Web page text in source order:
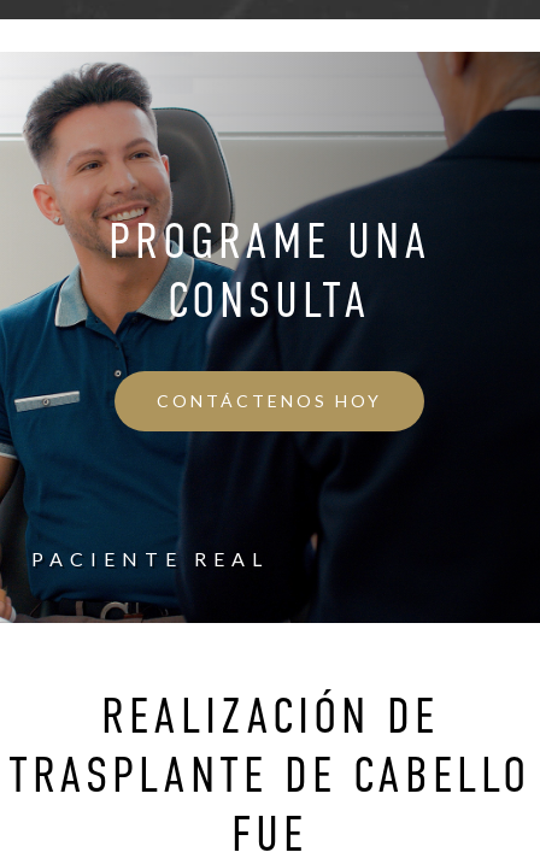
PROGRAME UNA
CONSULTA
CONTÁCTENOS HOY
PACIENTE REAL
REALIZACIÓN DE
TRASPLANTE DE CABELLO
FUE